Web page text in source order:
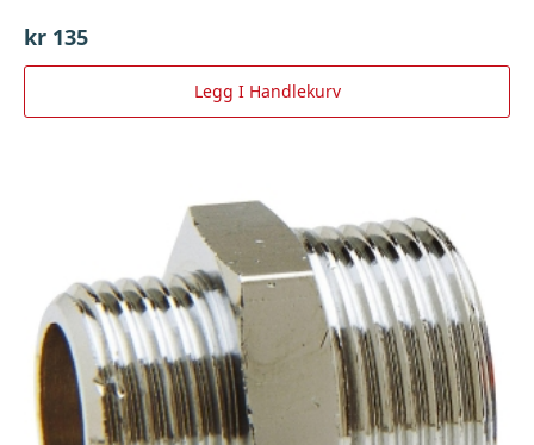
kr 135
Legg I Handlekurv